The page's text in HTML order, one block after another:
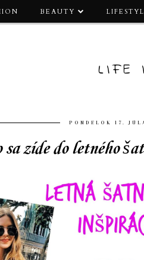
BEAUTY
LIFE
PONDELOK 17.
sa zíde do letného